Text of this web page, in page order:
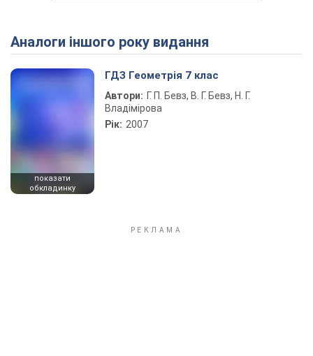
Play Video
Аналоги іншого року видання
показати
обкладинку
ГДЗ Геометрія 7 клас
Автори: Г. П. Бевз, В. Г. Бевз, Н. Г.
Владімірова
Рік: 2007